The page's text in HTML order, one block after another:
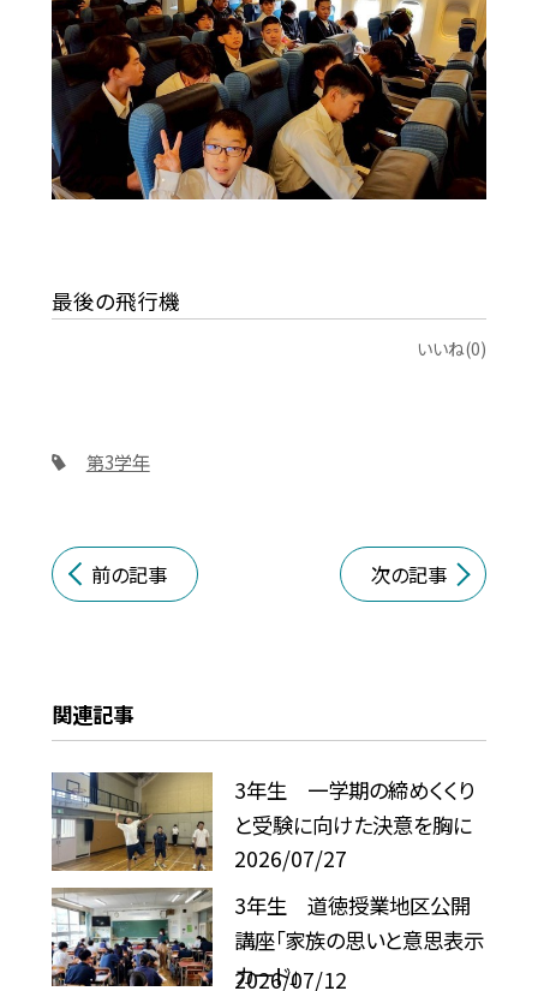
最後の飛行機
いいね(0)
第3学年
前の記事 次の記事
関連記事
3年生 一学期の締めくくり
と受験に向けた決意を胸に
2026/07/27
3年生 道徳授業地区公開
講座「家族の思いと意思表示
カード」
2026/07/12